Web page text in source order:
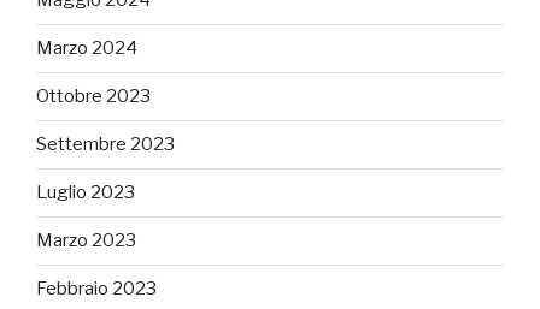
Marzo 2024
Ottobre 2023
Settembre 2023
Luglio 2023
Marzo 2023
Febbraio 2023